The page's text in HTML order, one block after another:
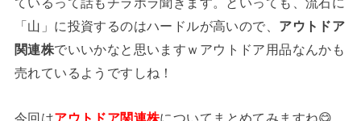
「山」に投資するのはハードルが高いので、 アウトドア
関連株でいいかなと思いますｗアウトドア用品なんかも
売れているようですしね！
今回はアウトドア関連株についてまとめてみますね😋